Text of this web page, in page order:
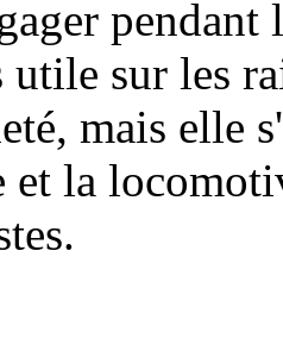
pendant
utile sur les
mais elle
et la